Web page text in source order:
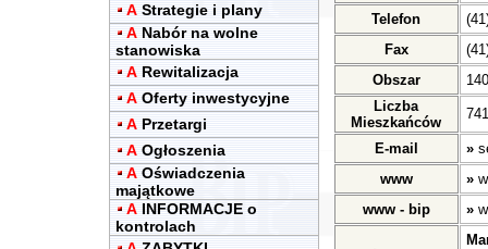
A Strategie i plany
A Nabór na wolne
stanowiska
A Rewitalizacja
A Oferty inwestycyjne
A Przetargi
A Ogłoszenia
A Oświadczenia
majątkowe
A INFORMACJE o
kontrolach
Telefon
Fax
Obszar
Liczba
Mieszkańców
E-mail »
www
»
www - bip
»